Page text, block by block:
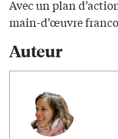
Avec un plan
main-d’œuvre
Auteur